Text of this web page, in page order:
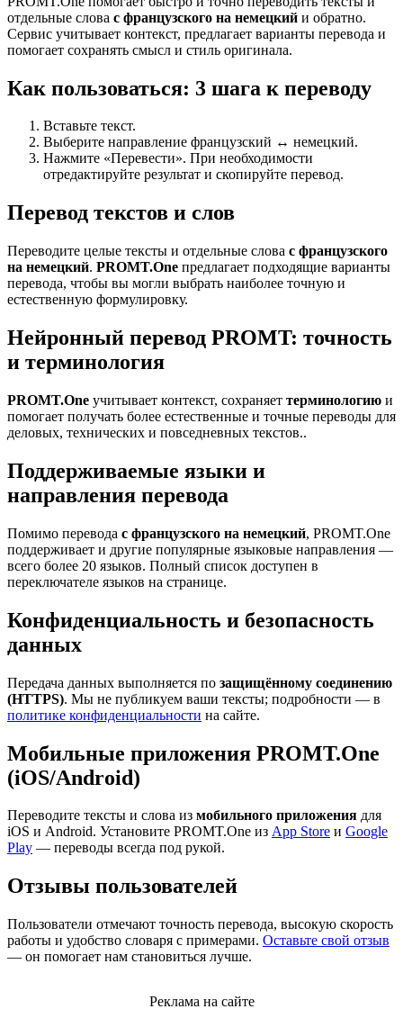
отдельные слова с французского на немецкий и обратно.
Сервис учитывает контекст, предлагает варианты перевода и
помогает сохранять смысл и стиль оригинала.
Как пользоваться: 3 шага к переводу
Вставьте текст.
Выберите направление французский ↔ немецкий.
Нажмите «Перевести». При необходимости
отредактируйте результат и скопируйте перевод.
Перевод текстов и слов
Переводите целые тексты и отдельные слова с французского
на немецкий. PROMT.One предлагает подходящие варианты
перевода, чтобы вы могли выбрать наиболее точную и
естественную формулировку.
Нейронный перевод PROMT: точность
и терминология
PROMT.One учитывает контекст, сохраняет терминологию и
помогает получать более естественные и точные переводы для
деловых, технических и повседневных текстов..
Поддерживаемые языки и
направления перевода
Помимо перевода с французского на немецкий, PROMT.One
поддерживает и другие популярные языковые направления —
всего более 20 языков. Полный список доступен в
переключателе языков на странице.
Конфиденциальность и безопасность
данных
Передача данных выполняется по защищённому соединению
(HTTPS). Мы не публикуем ваши тексты; подробности — в
политике конфиденциальности на сайте.
Мобильные приложения PROMT.One
(iOS/Android)
Переводите тексты и слова из мобильного приложения для
iOS и Android. Установите PROMT.One из App Store и Google
Play — переводы всегда под рукой.
Отзывы пользователей
Пользователи отмечают точность перевода, высокую скорость
работы и удобство словаря с примерами. Оставьте свой отзыв
— он помогает нам становиться лучше.
Реклама на сайте